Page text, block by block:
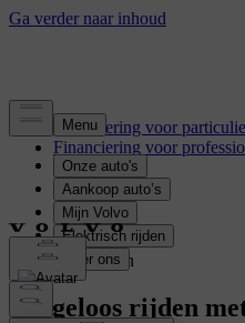
Financiering voor
Financiering voor
Voor particulieren
Zorgeloos rijden